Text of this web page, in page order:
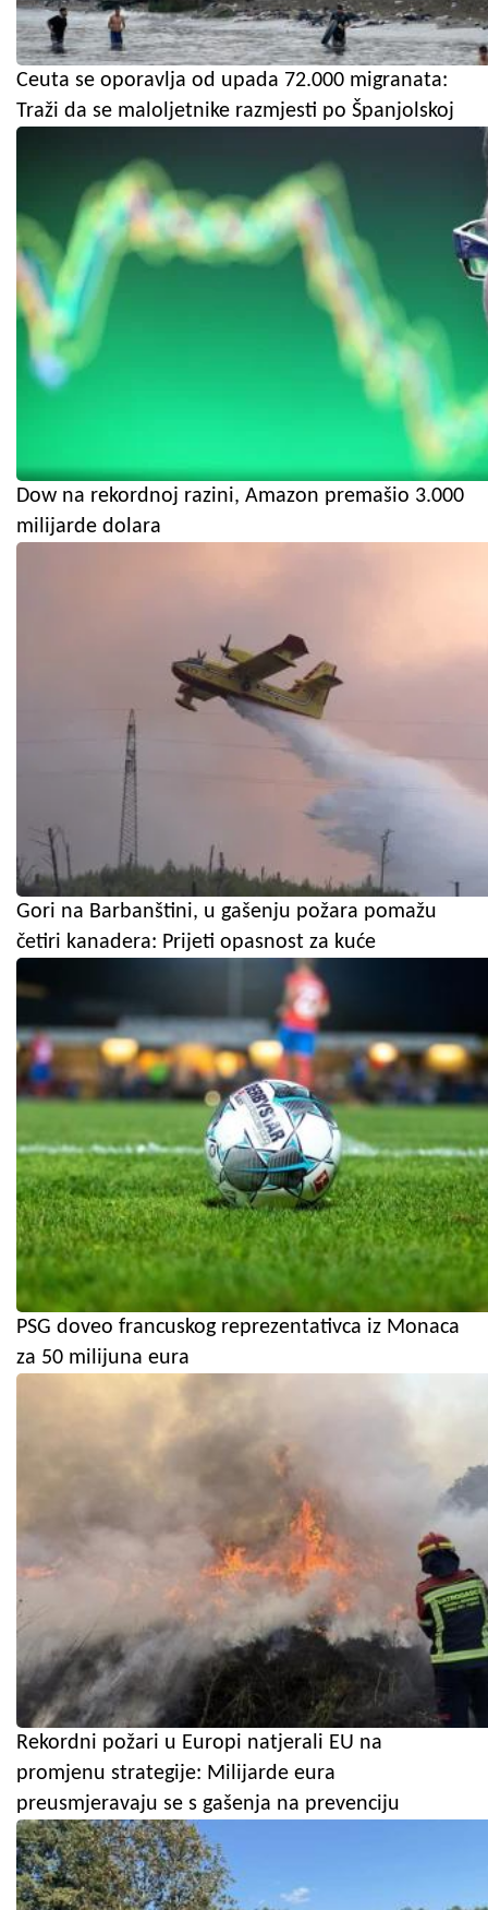
Ceuta se oporavlja od upada 72.000 migranata:
Traži da se maloljetnike razmjesti po Španjolskoj
Dow na rekordnoj razini, Amazon premašio 3.000
milijarde dolara
Gori na Barbanštini, u gašenju požara pomažu
četiri kanadera: Prijeti opasnost za kuće
PSG doveo francuskog reprezentativca iz Monaca
za 50 milijuna eura
Rekordni požari u Europi natjerali EU na
promjenu strategije: Milijarde eura
preusmjeravaju se s gašenja na prevenciju